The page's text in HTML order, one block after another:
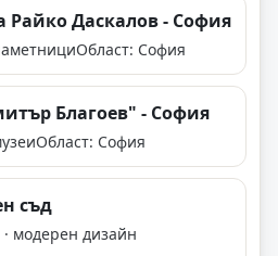
Райко Даскалов - София
Област: София
Благоев" - София
Област: София
съд
модерен дизайн